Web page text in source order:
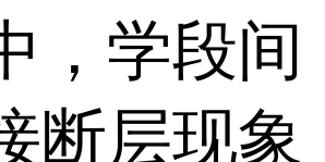
，学段间
断层现象